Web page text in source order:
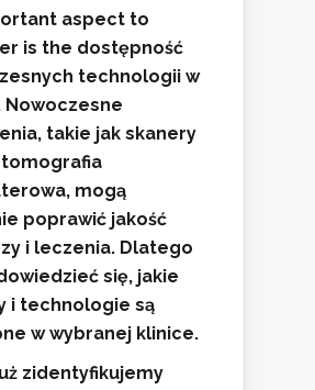
aspect to
is the dostępność
technologii w
Nowoczesne
takie jak skanery
tomografia
mogą
poprawić jakość
i leczenia. Dlatego
się, jakie
i technologie są
w wybranej klinice.
zidentyfikujemy